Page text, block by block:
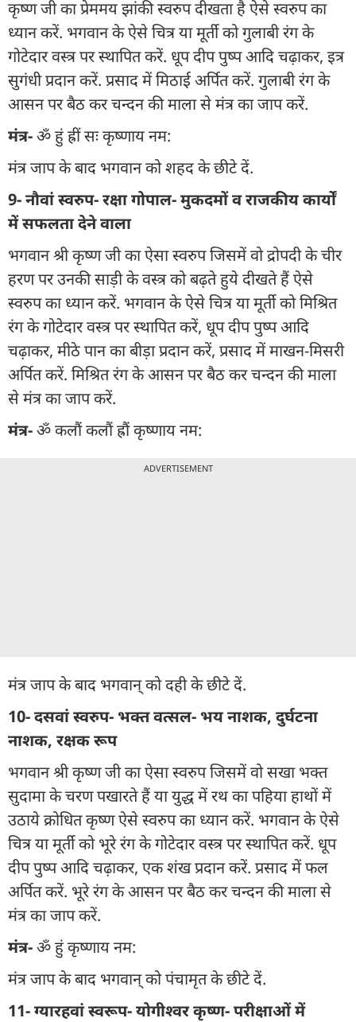
कृष्ण जी का प्रेममय झांकी स्वरुप दीखता है ऐसे स्वरुप का
ध्यान करें. भगवान के ऐसे चित्र या मूर्ती को गुलाबी रंग के
गोटेदार वस्त्र पर स्थापित करें. धूप दीप पुष्प आदि चढ़ाकर, इत्र
सुगंधी प्रदान करें. प्रसाद में मिठाई अर्पित करें. गुलाबी रंग के
आसन पर बैठ कर चन्दन की माला से मंत्र का जाप करें.
मंत्र-ॐ हुं ह्रीं सः कृष्णाय नम:
मंत्र जाप के बाद भगवान को शहद के छीटे दें.
9- नौवां स्वरुप- रक्षा गोपाल- मुकदमों व राजकीय कार्यों
में सफलता देने वाला
भगवान श्री कृष्ण जी का ऐसा स्वरुप जिसमें वो द्रोपदी के चीर
हरण पर उनकी साड़ी के वस्त्र को बढ़ते हुये दीखते हैं ऐसे
स्वरुप का ध्यान करें. भगवान के ऐसे चित्र या मूर्ती को मिश्रित
रंग के गोटेदार वस्त्र पर स्थापित करें, धूप दीप पुष्प आदि
चढ़ाकर, मीठे पान का बीड़ा प्रदान करें, प्रसाद में माखन-मिसरी
अर्पित करें. मिश्रित रंग के आसन पर बैठ कर चन्दन की माला
से मंत्र का जाप करें.
मंत्र-ॐ कलौं कलौं ह्रौं कृष्णाय नम:
ADVERTISEMENT
मंत्र जाप के बाद भगवान् को दही के छीटे दें.
10- दसवां स्वरुप- भक्त वत्सल- भय नाशक, दुर्घटना
नाशक, रक्षक रूप
भगवान श्री कृष्ण जी का ऐसा स्वरुप जिसमें वो सखा भक्त
सुदामा के चरण पखारते हैं या युद्ध में रथ का पहिया हाथों में
उठाये क्रोधित कृष्ण ऐसे स्वरुप का ध्यान करें. भगवान के ऐसे
चित्र या मूर्ती को भूरे रंग के गोटेदार वस्त्र पर स्थापित करें. धूप
दीप पुष्प आदि चढ़ाकर, एक शंख प्रदान करें. प्रसाद में फल
अर्पित करें. भूरे रंग के आसन पर बैठ कर चन्दन की माला से
मंत्र का जाप करें.
मंत्र-ॐ हुं कृष्णाय नम:
मंत्र जाप के बाद भगवान् को पंचामृत के छीटे दें.
11- ग्यारहवां स्वरूप- योगीश्वर कृष्ण- परीक्षाओं में